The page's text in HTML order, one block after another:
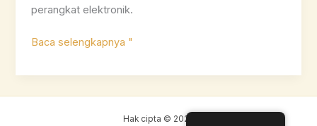
perangkat elektronik.
Mengapa
Pembuat
Mesin
Baca selengkapnya "
Hak cipta © 2026